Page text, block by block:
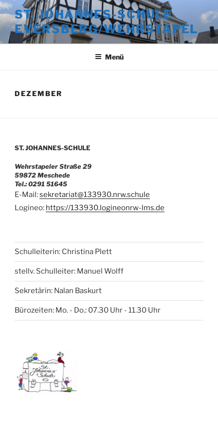
Zum
Inhalt
springen
ST. JOHANNES-SCHULE
EVERSBERG/WEHRSTAPEL
Menü
DEZEMBER
ST. JOHANNES-SCHULE
Wehrstapeler Straße 29
59872 Meschede
Tel.: 0291 51645
E-Mail:sekretariat@133930.nrw.schule
Logineo: https://133930.logineonrw-lms.de
Schulleiterin: Christina Plett
stellv. Schulleiter: Manuel Wolff
Sekretärin: Nalan Baskurt
Bürozeiten: Mo. - Do.: 07.30 Uhr - 11.30 Uhr